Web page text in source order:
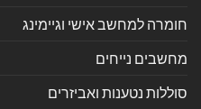
חומרה למחשב אישי וגיימינג
מחשבים נייחים
סוללות נטענות ואביזרים